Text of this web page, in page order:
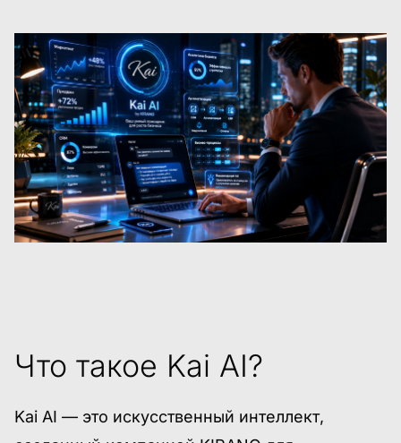
Что такое Kai AI?
Kai AI — это искусственный интеллект,